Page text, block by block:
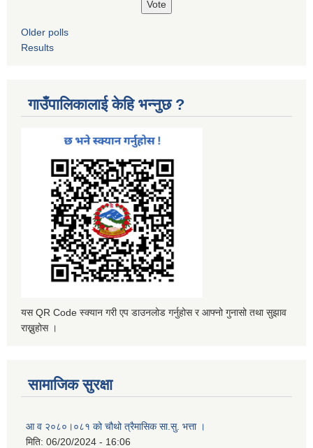
Older polls
Results
गाउँपालिकालाई केहि भन्नुछ ?
यस QR Code स्क्यान गरी एप डाउनलोड गर्नुहोस र आफ्नो गुनासो तथा सुझाव
राख्नुहोस ।
सामाजिक सुरक्षा
आ व २०८०।०८१ को चौथो त्रैमासिक सा.सु. भत्ता ।
मिति: 06/20/2024 - 16:06